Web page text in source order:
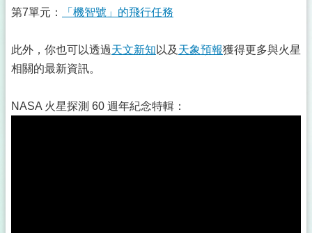
第7單元：
「機智號」的飛行任務
此外，你也可以透過天文新知 以及 天象預報獲得更多與火星
相關的最新資訊。
NASA 火星探測 60 週年紀念特輯：